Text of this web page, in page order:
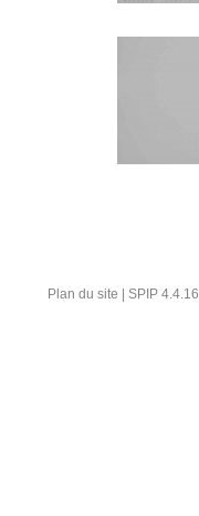
Plan du site SPIP 4.4.16